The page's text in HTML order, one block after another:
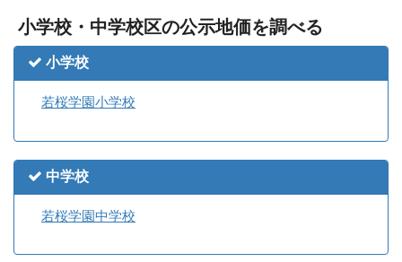
小学校・中学校区の公示地価を調べる
小学校
若桜学園小学校
中学校
若桜学園中学校